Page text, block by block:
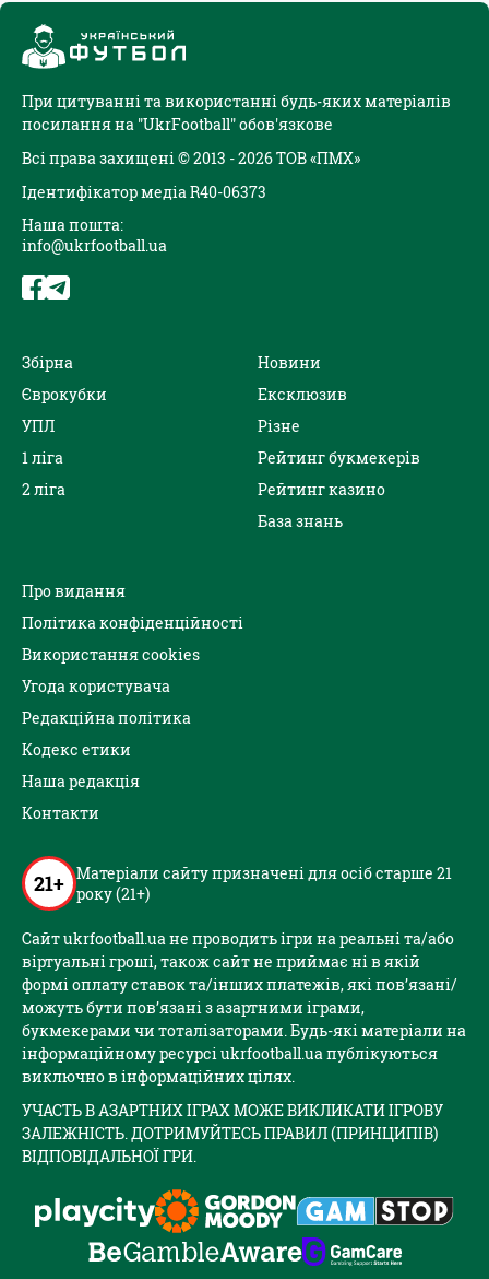
При цитуванні та використанні будь-яких матеріалів
посилання на "UkrFootball" обов'язкове
Всі права захищені © 2013 - 2026 ТОВ «ПМХ»
Ідентифікатор медіа R40-06373
Наша пошта:
info@ukrfootball.ua
Збірна
Єврокубки
УПЛ
1 ліга
2 ліга
Новини
Ексклюзив
Різне
Рейтинг букмекерів
Рейтинг казино
База знань
Про видання
Політика конфіденційності
Використання cookies
Угода користувача
Редакційна політика
Кодекс етики
Наша редакція
Контакти
21+ Матеріали сайту призначені для осіб старше 21
року (21+)
Сайт ukrfootball.ua не проводить ігри на реальні та/або
віртуальні гроші, також сайт не приймає ні в якій
формі оплату ставок та/інших платежів, які пов’язані/
можуть бути пов’язані з азартними іграми,
букмекерами чи тоталізаторами. Будь-які матеріали на
інформаційному ресурсі ukrfootball.ua публікуються
виключно в інформаційних цілях.
УЧАСТЬ В АЗАРТНИХ ІГРАХ МОЖЕ ВИКЛИКАТИ ІГРОВУ
ЗАЛЕЖНІСТЬ. ДОТРИМУЙТЕСЬ ПРАВИЛ (ПРИНЦИПІВ)
ВІДПОВІДАЛЬНОЇ ГРИ.